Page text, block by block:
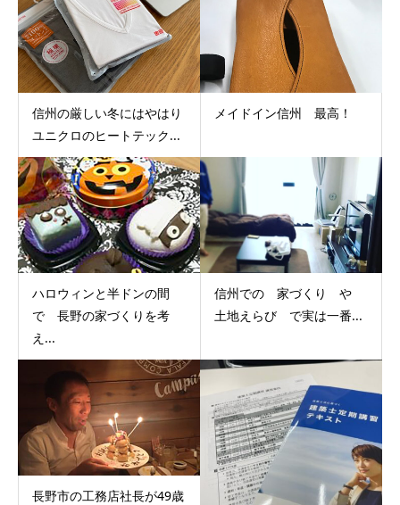
信州の厳しい冬にはやはり
ユニクロのヒートテック...
メイドイン信州 最高！
ハロウィンと半ドンの間
で 長野の家づくりを考
え...
信州での 家づくり や
土地えらび で実は一番...
長野市の工務店社長が49歳